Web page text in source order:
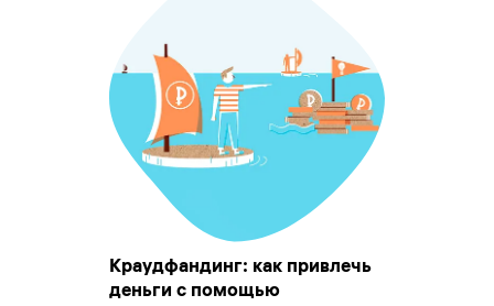
Краудфандинг: как привлечь
деньги с помощью